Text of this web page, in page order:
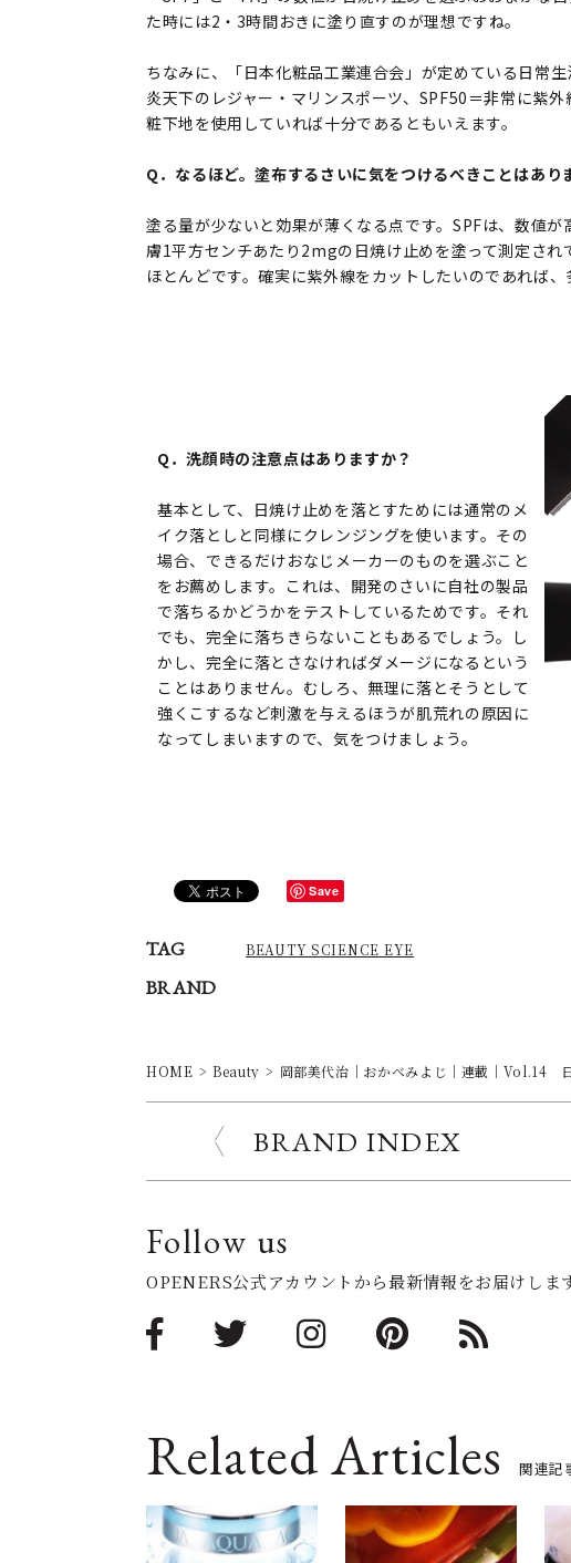
た時には2・3時間おきに塗り直すのが理想ですね。
ちなみに、「日本化粧品工業連合会」が定めている日常
炎天下のレジャー・マリンスポーツ、SPF50＝非常に紫
粧下地を使用していれば十分であるともいえます。
Q．なるほど。塗布するさいに気をつけるべきことはあり
塗る量が少ないと効果が薄くなる点です。SPFは、数値
膚1平方センチあたり2mgの日焼け止めを塗って測定さ
ほとんどです。確実に紫外線をカットしたいのであれば
Q．洗顔時の注意点はありますか？
基本として、日焼け止めを落とすためには通常のメ
イク落としと同様にクレンジングを使います。その
場合、できるだけおなじメーカーのものを選ぶこと
をお薦めします。これは、開発のさいに自社の製品
で落ちるかどうかをテストしているためです。それ
でも、完全に落ちきらないこともあるでしょう。し
かし、完全に落とさなければダメージになるという
ことはありません。むしろ、無理に落とそうとして
強くこするなど刺激を与えるほうが肌荒れの原因に
なってしまいますので、気をつけましょう。
Save
TAG BEAUTY SCIENCE EYE
BRAND
HOME Beauty 岡部美代治｜おかべみよじ｜連載｜Vol.14
BRAND INDEX
Follow us
OPENERS公式アカウントから最新情報をお届けしま
Related Articles 関連記